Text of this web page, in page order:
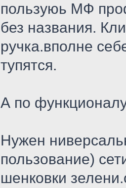
пользуюь МФ
без названия.
ручка.вполне
тупятся.
А по
Нужен
пользование)
шенковки